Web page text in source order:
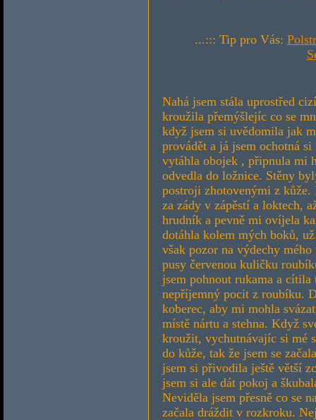
...::: Tip pro Vás:
Nahá jsem stála uprostřed
kroužila přemýšlejíc co se
když jsem si uvědomila jak
provádět a já jsem ochotná
vytáhla obojek , připnula mi
odvedla do ložnice. Stěny
postroji zhotovenými z kůže.
za zády v zápěstí a loktech,
hrudník a pevně mi ovíjela
dotáhla kolem mých boků,
však pozor na výdechy
pusy červenou kuličku
jsem pohnout rukama a
nepříjemný pocit z roubíku.
koberec, aby mi mohla
místě nártu a stehna. Když
kroužit, vychutnávajíc si mé
do kůže, tak že jsem se
jsem si přivodila ještě větší
jsem si ale dát pokoj a
Neviděla jsem přesně co se
začala dráždit v rozkroku.